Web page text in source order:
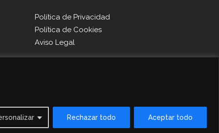
Rechazar todo Aceptar todo
Política de Privacidad
Política de Cookies
Aviso Legal